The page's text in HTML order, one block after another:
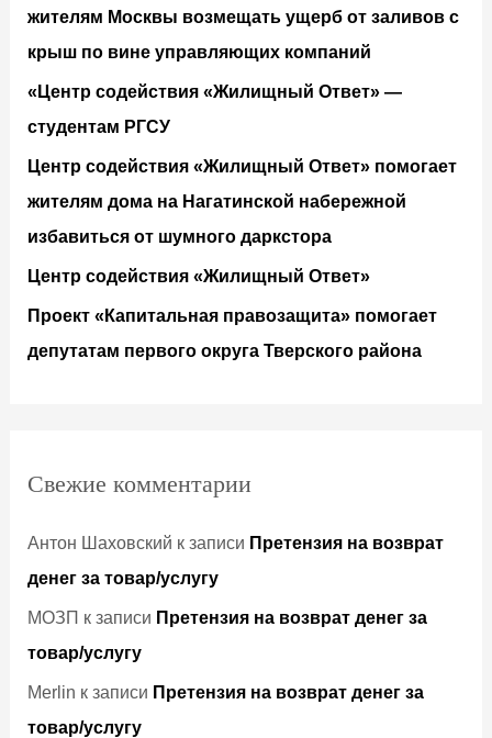
жителям Москвы возмещать ущерб от заливов с
крыш по вине управляющих компаний
«Центр содействия «Жилищный Ответ» —
студентам РГСУ
Центр содействия «Жилищный Ответ» помогает
жителям дома на Нагатинской набережной
избавиться от шумного даркстора
Центр содействия «Жилищный Ответ»
Проект «Капитальная правозащита» помогает
депутатам первого округа Тверского района
Свежие комментарии
Антон Шаховский к записи Претензия на возврат
денег за товар/услугу
МОЗП к записи Претензия на возврат денег за
товар/услугу
Merlin к записи Претензия на возврат денег за
товар/услугу